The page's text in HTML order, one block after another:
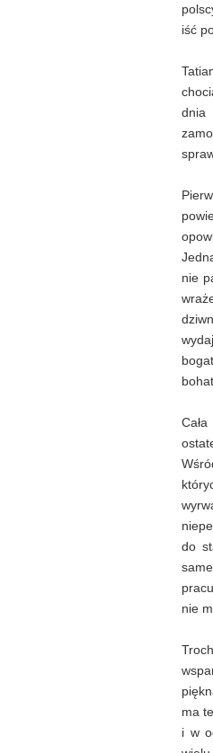
iść
dnia
nie
do
nie
ma
i w